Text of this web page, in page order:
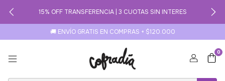
15% OFF TRANSFERENCIA | 3 CUOTAS SIN INTERES
🚚 ENVÍO GRATIS EN COMPRAS + $120.000
0